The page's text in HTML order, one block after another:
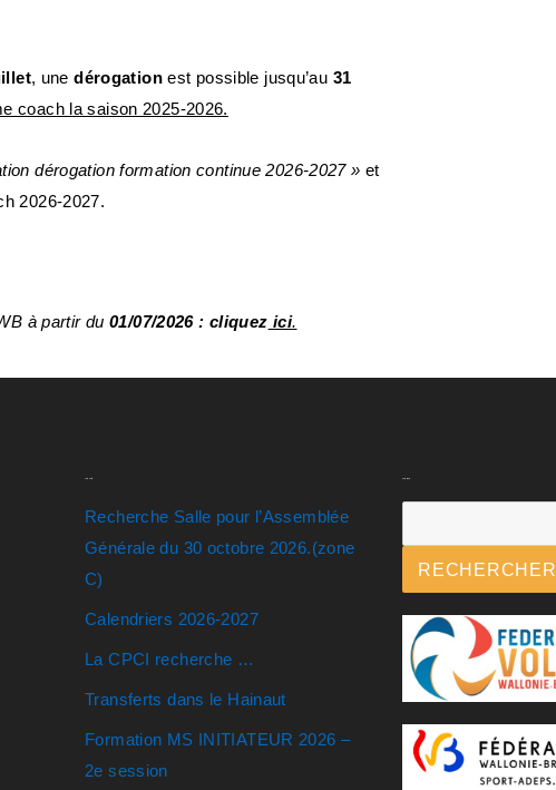
, unedérogationest possible jusqu’au 31
coach la saison 2025-2026.
dérogation formation continue 2026-2027 » et
2026-2027.
à partir du01/07/2026 : cliquez ici.
Recherche Salle pour l’Assemblée
Générale du 30 octobre 2026.(zone
C)
Calendriers 2026-2027
La CPCI recherche …
Transferts dans le Hainaut
Formation MS INITIATEUR 2026 –
2e session
RECHERCHER